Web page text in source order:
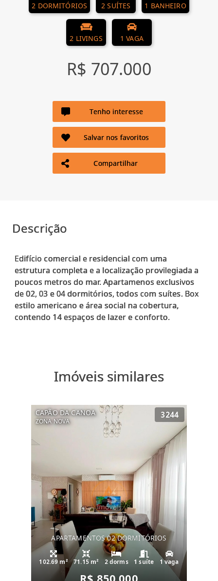
2 DORMITÓRIOS 2 SUÍTES 1 BANHEIRO
2 LIVINGS 1 VAGA
R$ 707.000
Tenho interesse
Salvar nos favoritos
Compartilhar
Descrição
Edifício comercial e residencial com uma
estrutura completa e a localização provilegiada a
poucos metros do mar. Apartamenos exclusivos
de 02, 03 e 04 dormitórios, todos com suítes. Box
estilo americano e área social na cobertura,
Imóveis similares
CAPÃO DA CANOA
ZONA NOVA
3244
APARTAMENTOS 02 DORMITÓRIOS
102.69 m² 71.15 m² 2 dorms 1 suíte 1 vaga